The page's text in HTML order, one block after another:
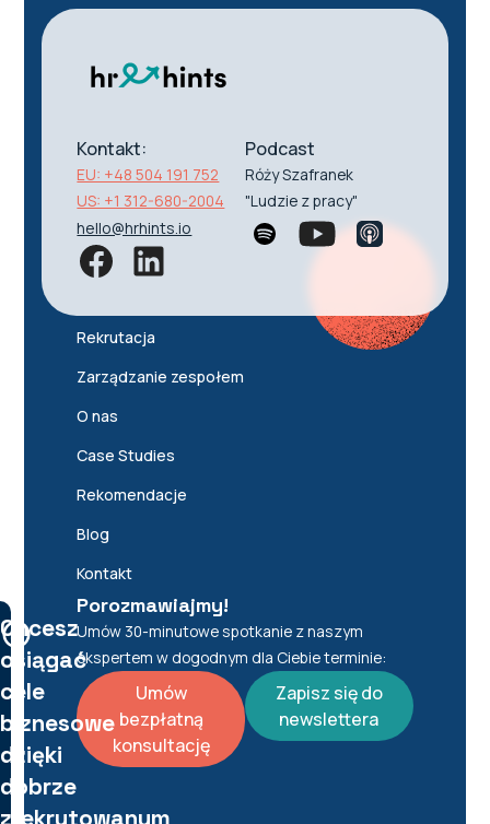
Kontakt:
EU: +48 504 191 752
US: +1 312-680-2004
hello@hrhints.io
Podcast
Róży Szafranek
"Ludzie z pracy"
Rekrutacja
Zarządzanie zespołem
O nas
Case Studies
Rekomendacje
Blog
Kontakt
Porozmawiajmy!
Umów 30-minutowe spotkanie z naszym
ekspertem w dogodnym dla Ciebie terminie:
Umów
bezpłatną
konsultację
Zapisz się do
newslettera
Chcesz
osiągać
cele
biznesowe
dzięki
dobrze